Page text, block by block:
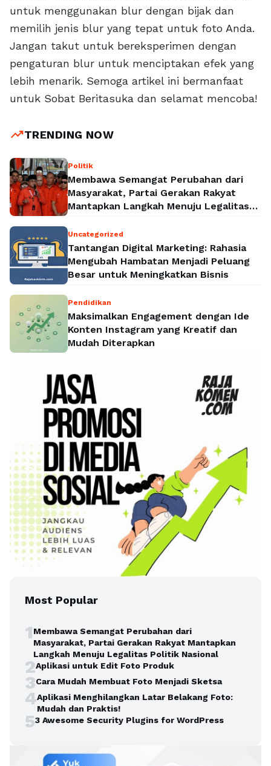
untuk menggunakan blur dengan bijak dan
memilih jenis blur yang tepat untuk foto Anda.
Jangan takut untuk bereksperimen dengan
pengaturan blur untuk menciptakan efek yang
lebih menarik. Semoga artikel ini bermanfaat
untuk Sobat Beritasuka dan selamat mencoba!
trending_upTRENDING NOW
Politik
Membawa Semangat Perubahan dari
Masyarakat, Partai Gerakan Rakyat
Mantapkan Langkah Menuju Legalitas
Uncategorized
Tantangan Digital Marketing: Rahasia
Mengubah Hambatan Menjadi Peluang
Besar untuk Meningkatkan Bisnis
Pendidikan
Maksimalkan Engagement dengan Ide
Konten Instagram yang Kreatif dan
Mudah Diterapkan
Most Popular
1Membawa Semangat Perubahan dari
Masyarakat, Partai Gerakan Rakyat Mantapkan
Langkah Menuju Legalitas Politik Nasional
2Aplikasi untuk Edit Foto Produk
3Cara Mudah Membuat Foto Menjadi Sketsa
4Aplikasi Menghilangkan Latar Belakang Foto:
Mudah dan Praktis!
53 Awesome Security Plugins for WordPress